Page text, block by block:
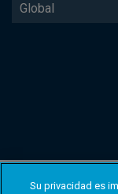
Global
Su privacidad es